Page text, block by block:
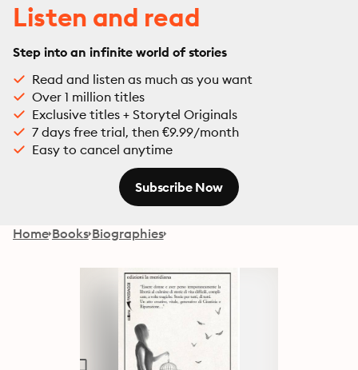
Listen and read
Step into an infinite world of stories
Read and listen as much as you want
Over 1 million titles
Exclusive titles + Storytel Originals
7 days free trial, then €9.99/month
Easy to cancel anytime
Subscribe Now
Home Books Biographies